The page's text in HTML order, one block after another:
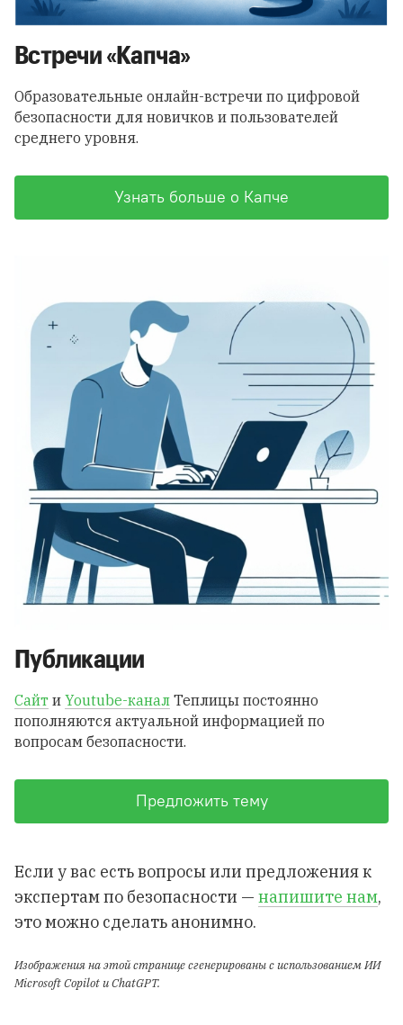
Встречи«Капча»
Образовательные онлайн-встречи по цифровой
безопасности для новичков и пользователей
среднего уровня.
Узнать больше о Капче
Публикации
Сайт и Youtube-канал Теплицы постоянно
пополняются актуальной информацией по
вопросам безопасности.
Предложить тему
Если у вас есть вопросы или предложения к
экспертам по безопасности — напишите нам,
это можно сделать анонимно.
Изображения на этой странице сгенерированы с использованием ИИ
Microsoft Copilot и ChatGPT.